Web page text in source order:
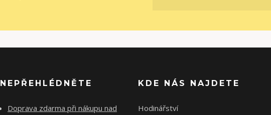
NEPŘEHLÉDNĚTE
Doprava zdarma při nákupu nad
KDE NÁS NAJDETE
Hodinářství